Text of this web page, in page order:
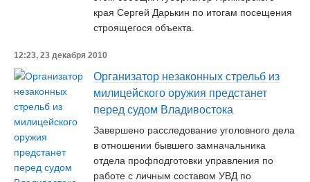
края Сергей Дарькин по итогам посещения
строящегося объекта.
12:23, 23 декабря 2010
Организатор незаконных стрельб из
милицейского оружия предстанет
перед судом Владивостока
Завершено расследование уголовного дела
в отношении бывшего замначальника
отдела профподготовки управления по
работе с личным составом УВД по